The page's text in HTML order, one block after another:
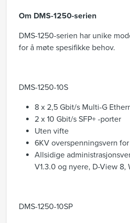
Om DMS-1250-serien
DMS-1250-serien har unike
for å møte spesifikke behov.
DMS-1250-10S
8 x 2,5 Gbit/s Multi-G
2 x 10 Gbit/s SFP+ -porter
Uten vifte
6KV overspenningsvern
Allsidige
V1.3.0 og nyere, D-View 8,
DMS-1250-10SP